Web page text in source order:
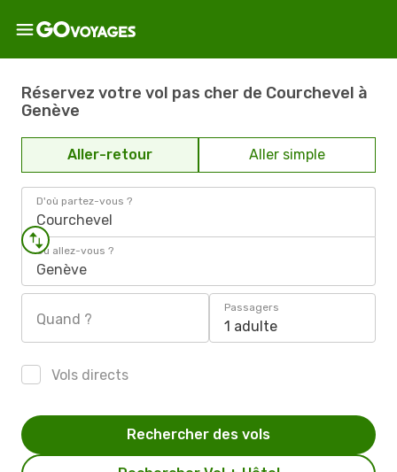
Réservez votre vol pas cher de Courchevel à
Genève
Aller-retour Aller simple
D'où partez-vous ?
Courchevel
Où allez-vous ?
Genève
Quand ?
Passagers
1 adulte
Vols directs
Rechercher des vols